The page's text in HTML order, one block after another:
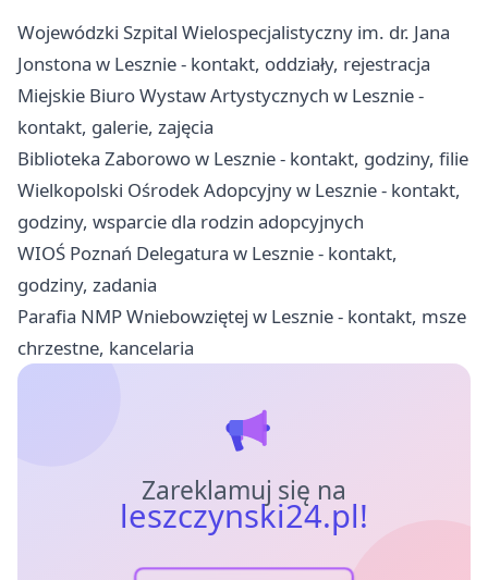
Wojewódzki Szpital Wielospecjalistyczny im. dr. Jana
Jonstona w Lesznie - kontakt, oddziały, rejestracja
Miejskie Biuro Wystaw Artystycznych w Lesznie -
kontakt, galerie, zajęcia
Biblioteka Zaborowo w Lesznie - kontakt, godziny, filie
Wielkopolski Ośrodek Adopcyjny w Lesznie - kontakt,
godziny, wsparcie dla rodzin adopcyjnych
WIOŚ Poznań Delegatura w Lesznie - kontakt,
godziny, zadania
Parafia NMP Wniebowziętej w Lesznie - kontakt, msze
chrzestne, kancelaria
Zareklamuj się na
leszczynski24.pl!